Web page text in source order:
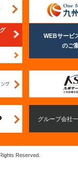
WEBサービ
のご
Reserved.